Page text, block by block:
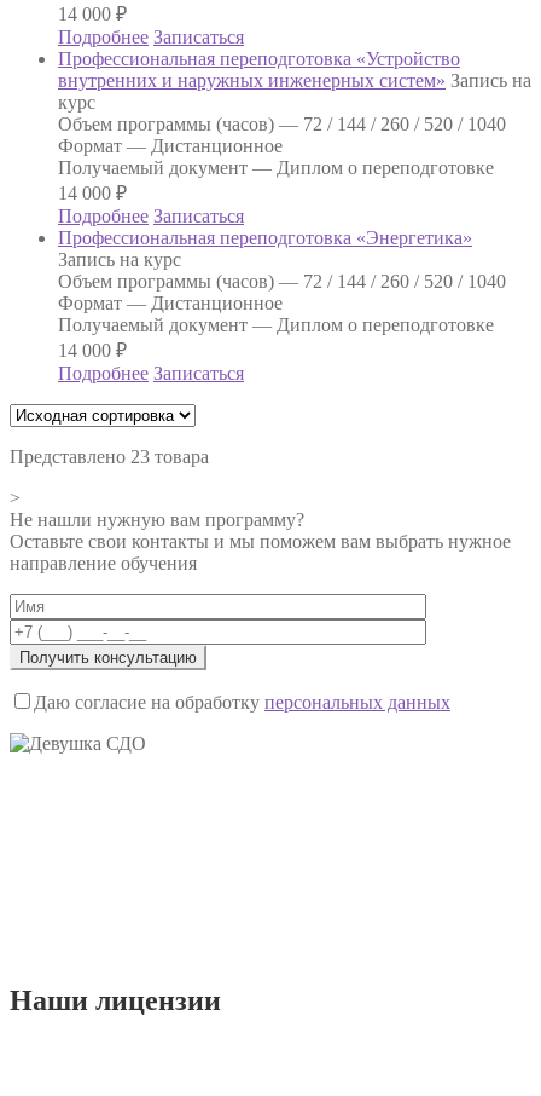
14 000 ₽
Подробнее Записаться
Профессиональная переподготовка «Устройство
внутренних и наружных инженерных систем» Запись на
курс
Объем программы (часов) — 72 / 144 / 260 / 520 / 1040
Формат — Дистанционное
Получаемый документ — Диплом о переподготовке
14 000 ₽
Подробнее Записаться
Профессиональная переподготовка «Энергетика»
Запись на курс
Объем программы (часов) — 72 / 144 / 260 / 520 / 1040
Формат — Дистанционное
Получаемый документ — Диплом о переподготовке
14 000 ₽
Подробнее Записаться
Представлено 23 товара
>
Не нашли нужную вам программу?
Оставьте свои контакты и мы поможем вам выбрать нужное
направление обучения
Даю согласие на обработку персональных данных
Наши лицензии